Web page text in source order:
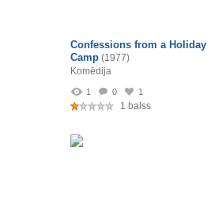
Confessions from a Holiday
Camp (1977)
Komēdija
1 0 1
1 balss